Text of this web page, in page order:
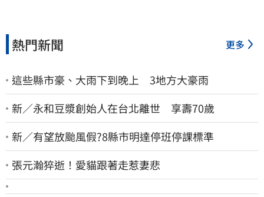
熱門新聞 更多
這些縣市豪、大雨下到晚上 3地方大豪雨
新／永和豆漿創始人在台北離世 享壽70歲
新／有望放颱風假?8縣市明達停班停課標準
張元瀚猝逝！愛貓跟著走惹妻悲